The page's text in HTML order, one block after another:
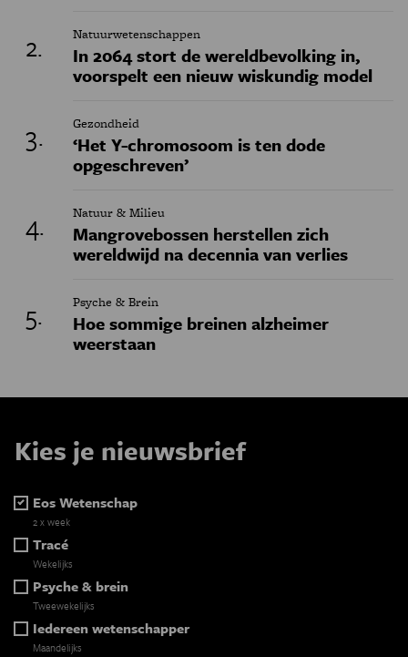
Natuurwetenschappen
In 2064 stort de wereldbevolking in,
voorspelt een nieuw wiskundig model
Gezondheid
‘Het Y-chromosoom is ten dode
opgeschreven’
Natuur & Milieu
Mangrovebossen herstellen zich
wereldwijd na decennia van verlies
Psyche & Brein
Hoe sommige breinen alzheimer
weerstaan
Kies je nieuwsbrief
Eos Wetenschap
2 x week
Tracé
Wekelijks
Psyche & brein
Tweewekelijks
Iedereen wetenschapper
Maandelijks